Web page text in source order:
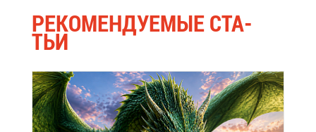
РЕ­КО­МЕН­ДУ­Е­МЫЕ СТА­
ТЬИ